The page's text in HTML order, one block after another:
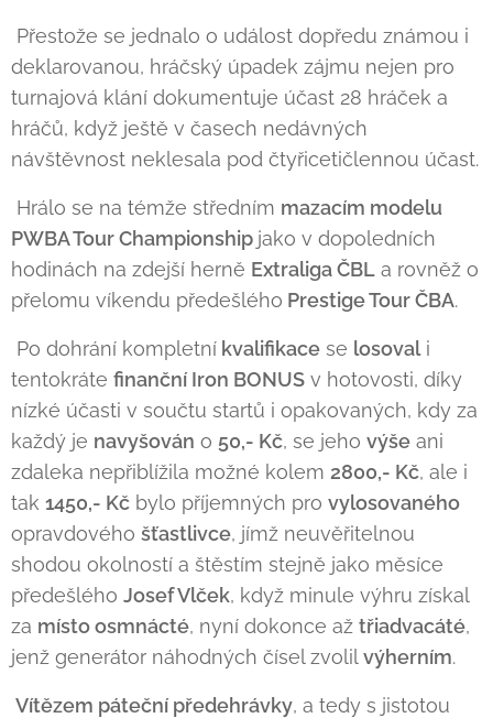
Přestože se jednalo o událost dopředu známou i
deklarovanou, hráčský úpadek zájmu nejen pro
turnajová klání dokumentuje účast 28 hráček a
hráčů, když ještě v časech nedávných
návštěvnost neklesala pod čtyřicetičlennou účast.
Hrálo se na témže středním mazacím modelu
PWBA Tour Championship jako v dopoledních
hodinách na zdejší herně Extraliga ČBL a rovněž o
přelomu víkendu předešlého Prestige Tour ČBA.
Po dohrání kompletní kvalifikace se losovali
tentokráte finanční Iron BONUS v hotovosti, díky
nízké účasti v součtu startů i opakovaných, kdy za
každý je navyšován o 50,- Kč, se jeho výše ani
zdaleka nepřiblížila možné kolem 2800,- Kč, ale i
tak 1450,- Kč bylo příjemných pro vylosovaného
opravdového šťastlivce, jímž neuvěřitelnou
shodou okolností a štěstím stejně jako měsíce
předešlého Josef Vlček, když minule výhru získal
za místo osmnácté, nyní dokonce až třiadvacáté,
jenž generátor náhodných čísel zvolilvýherním.
Vítězem páteční předehrávky, a tedy s jistotou